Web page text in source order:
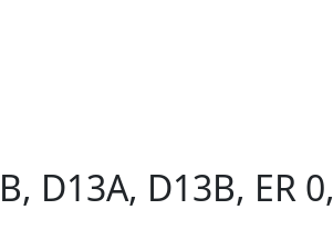
D13A, D13B, ER 0,